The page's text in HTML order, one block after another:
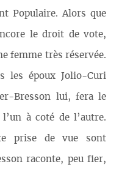
Populaire. Alors que
le droit de vote,
femme très réservée.
les époux Jolio-Curi
Bresson lui, fera le
à coté de l’autre.
prise de vue sont
raconte, peu fier,